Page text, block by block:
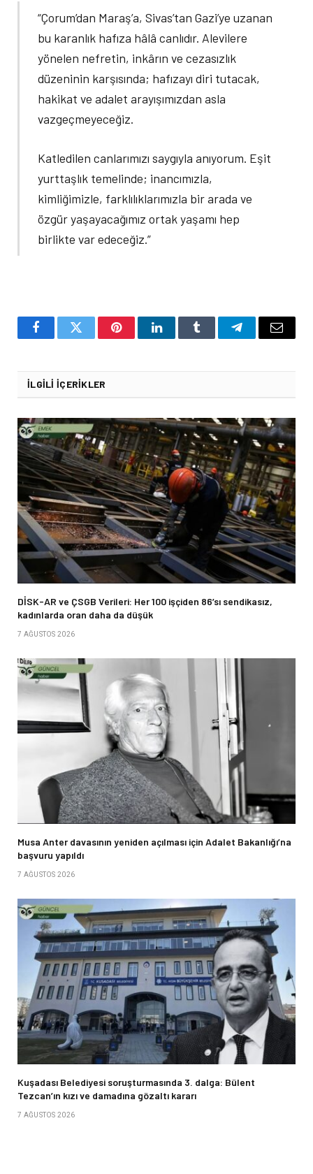
“Çorum’dan Maraş’a, Sivas’tan Gazi’ye uzanan
bu karanlık hafıza hâlâ canlıdır. Alevilere
yönelen nefretin, inkârın ve cezasızlık
düzeninin karşısında; hafızayı diri tutacak,
hakikat ve adalet arayışımızdan asla
vazgeçmeyeceğiz.
Katledilen canlarımızı saygıyla anıyorum. Eşit
yurttaşlık temelinde; inancımızla,
kimliğimizle, farklılıklarımızla bir arada ve
özgür yaşayacağımız ortak yaşamı hep
birlikte var edeceğiz.”
FacebookTwitter PinterestLinkedInTumblr TelegramEmail
İLGILI İÇERIKLER
DİSK-AR ve ÇSGB Verileri: Her 100 işçiden 86’sı sendikasız,
kadınlarda oran daha da düşük
7 AĞUSTOS 2026
Musa Anter davasının yeniden açılması için Adalet Bakanlığı’na
başvuru yapıldı
7 AĞUSTOS 2026
Kuşadası Belediyesi soruşturmasında 3. dalga: Bülent
Tezcan’ın kızı ve damadına gözaltı kararı
7 AĞUSTOS 2026